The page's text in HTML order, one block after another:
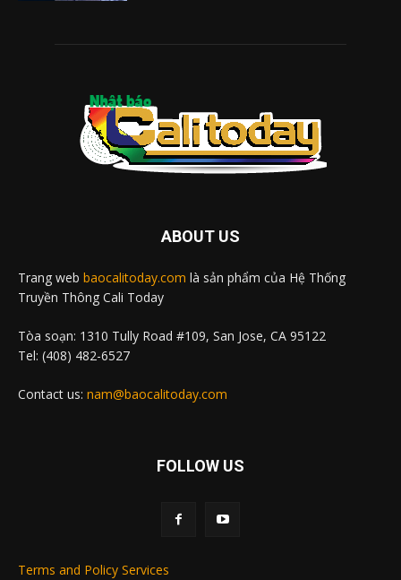
ABOUT US
Trang web baocalitoday.com là sản phẩm của Hệ Thống
Truyền Thông Cali Today
Tòa soạn: 1310 Tully Road #109, San Jose, CA 95122
Tel: (408) 482-6527
Contact us: nam@baocalitoday.com
FOLLOW US
Terms and Policy Services